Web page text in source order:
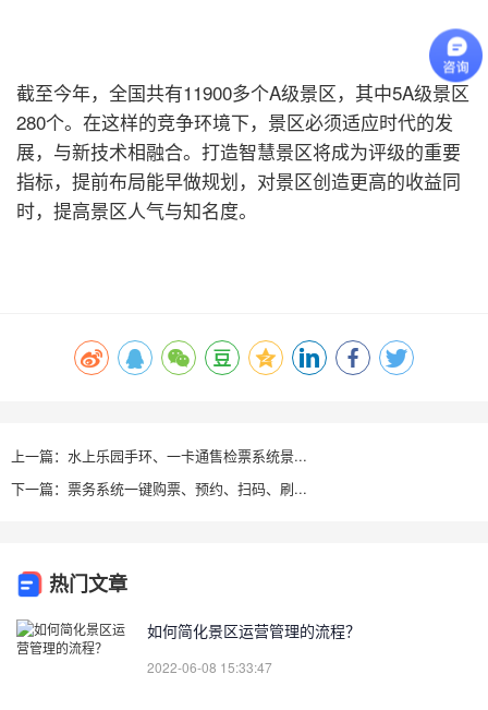
截至今年，全国共有11900多个A级景区，其中5A级景区
280个。在这样的竞争环境下，景区必须适应时代的发
展，与新技术相融合。打造智慧景区将成为评级的重要
指标，提前布局能早做规划，对景区创造更高的收益同
时，提高景区人气与知名度。
上一篇：水上乐园手环、一卡通售检票系统景...
下一篇：票务系统一键购票、预约、扫码、刷...
热门文章
如何简化景区运营管理的流程？
2022-06-08 15:33:47